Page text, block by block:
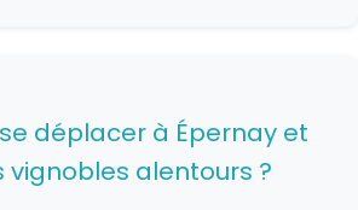
déplacer à Épernay et
vignobles alentours ?